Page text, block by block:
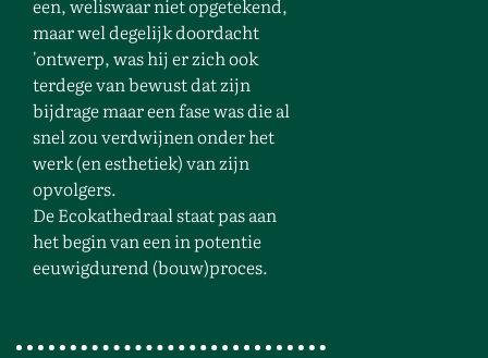
een, weliswaar niet opgetekend,
maar wel degelijk doordacht
'ontwerp, was hij er zich ook
terdege van bewust dat zijn
bijdrage maar een fase was die al
snel zou verdwijnen onder het
werk (en esthetiek) van zijn
opvolgers.
De Ecokathedraal staat pas aan
het begin van een in potentie
eeuwigdurend (bouw)proces.